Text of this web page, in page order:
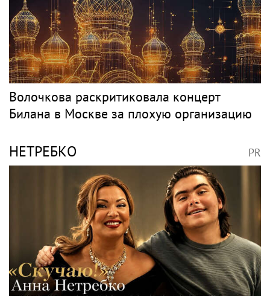
Волочкова раскритиковала концерт
Билана в Москве за плохую организацию
НЕТРЕБКО PR